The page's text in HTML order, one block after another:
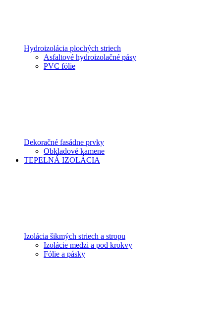
Hydroizolácia plochých striech
Asfaltové hydroizolačné pásy
PVC fólie
Dekoračné fasádne prvky
Obkladové kamene
TEPELNÁ IZOLÁCIA
Izolácia šikmých striech a stropu
Izolácie medzi a pod krokvy
Fólie a pásky